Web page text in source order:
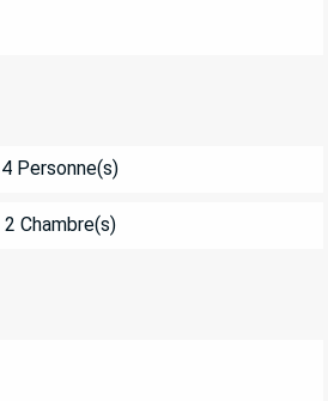
4 Personne(s)
2 Chambre(s)